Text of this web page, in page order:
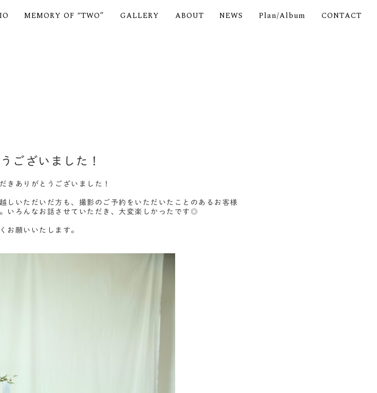
MEMORY OF “TWO” GALLERY ABOUT NEWS Plan/Album CONTACT
ございました！
きありがとうございました！
しいただいだ方も、撮影のご予約をいただいたことのあるお客様
いろんなお話させていただき、大変楽しかったです◎
お願いいたします。